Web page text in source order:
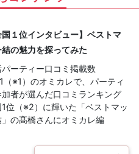
国１位インタビュー】ベストマ
結の魅力を探ってみた
ーティー口コミ掲載数
（※1）のオミカレで、パーティ
加者が選んだ口コミランキング
位（※2）に輝いた「ベストマッ
の髙橋さんにオミカレ編